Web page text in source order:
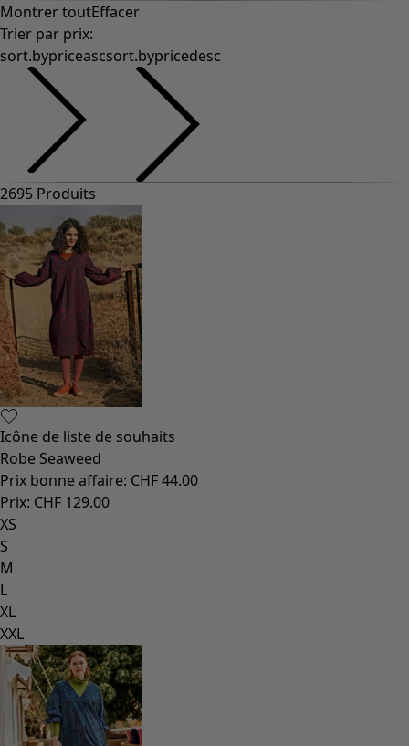
Montrer toutEffacer
Trier par prix:
sort.bypriceascsort.bypricedesc
2695 Produits
Icône de liste de souhaits
Robe Seaweed
Prix bonne affaire: CHF 44.00
Prix: CHF 129.00
XS
S
M
L
XL
XXL